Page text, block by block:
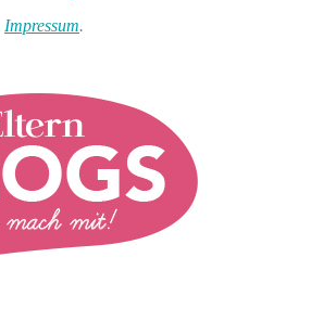
Impressum.